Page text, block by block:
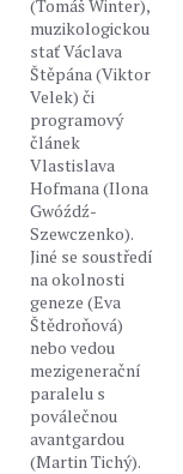
(Tomáš Winter),
muzikologickou
stať Václava
Štěpána (Viktor
Velek) či
programový
článek
Vlastislava
Hofmana (Ilona
Gwóźdź-
Szewczenko).
Jiné se soustředí
na okolnosti
geneze (Eva
Štědroňová)
nebo vedou
mezigenerační
paralelu s
poválečnou
avantgardou
(Martin Tichý).